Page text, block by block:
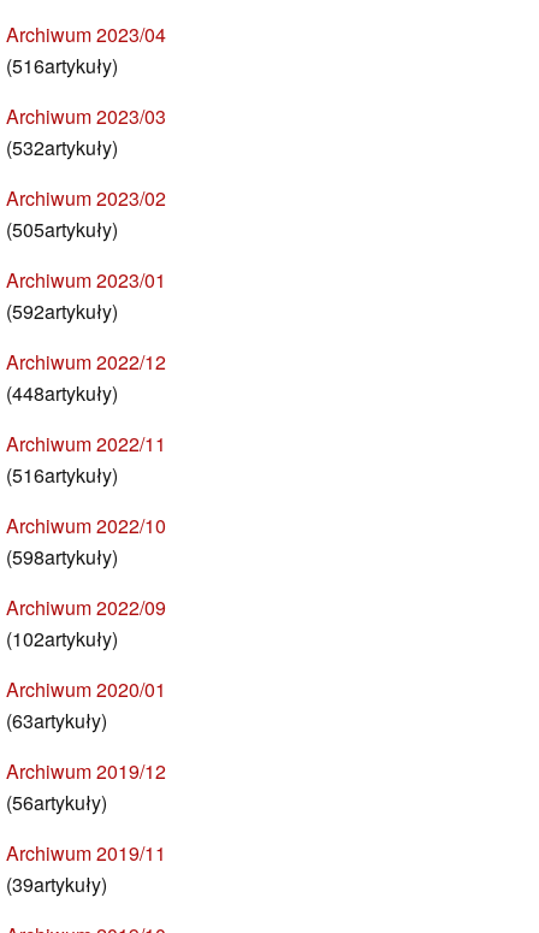
Archiwum 2023/04
(516artykuły)
Archiwum 2023/03
(532artykuły)
Archiwum 2023/02
(505artykuły)
Archiwum 2023/01
(592artykuły)
Archiwum 2022/12
(448artykuły)
Archiwum 2022/11
(516artykuły)
Archiwum 2022/10
(598artykuły)
Archiwum 2022/09
(102artykuły)
Archiwum 2020/01
(63artykuły)
Archiwum 2019/12
(56artykuły)
Archiwum 2019/11
(39artykuły)